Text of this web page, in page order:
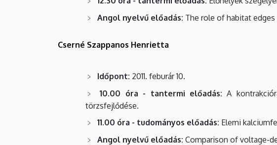
Angol nyelvű előadás: The role of habitat
Cserné Szappanos Henrietta
Időpont: 2011. feburár 10.
10.00 óra - tantermi előadás: A
törzsfejlődése.
11.00 óra - tudományos előadás: Elemi
Angol nyelvű előadás: Comparison of voltage-